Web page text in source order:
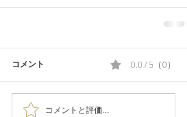
コメント 0.0 / 5（0）
コメントと評価...